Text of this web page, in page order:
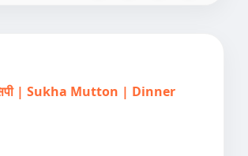
| Sukha Mutton | Dinner